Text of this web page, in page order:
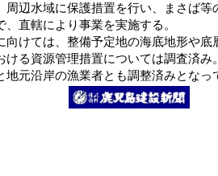
辺水域に保護措置を行い、まさば等
、直轄により事業を実施する。
けては、整備予定地の海底地形や底
ける資源管理措置については調査済
地元沿岸の漁業者とも調整済みとなっ